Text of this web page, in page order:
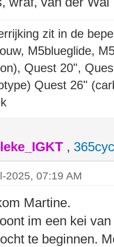
zit in de
M5blueglide,
Quest 20",
Quest 26"
,
2025, 07:19 AM
Martine.
im een kei
te beginnen.